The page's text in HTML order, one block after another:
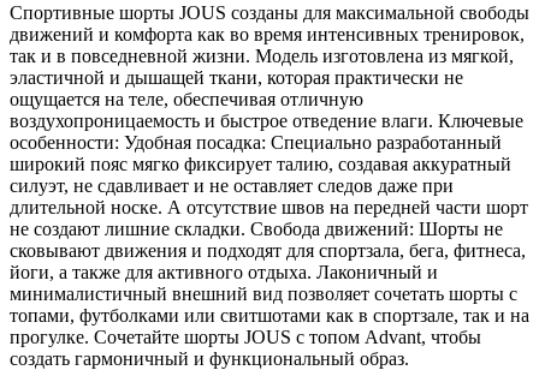
Спортивные шорты JOUS созданы для максимальной свободы
движений и комфорта как во время интенсивных тренировок,
так и в повседневной жизни. Модель изготовлена из мягкой,
эластичной и дышащей ткани, которая практически не
ощущается на теле, обеспечивая отличную
воздухопроницаемость и быстрое отведение влаги. Ключевые
особенности: Удобная посадка: Специально разработанный
широкий пояс мягко фиксирует талию, создавая аккуратный
силуэт, не сдавливает и не оставляет следов даже при
длительной носке. А отсутствие швов на передней части шорт
не создают лишние складки. Свобода движений: Шорты не
сковывают движения и подходят для спортзала, бега, фитнеса,
йоги, а также для активного отдыха. Лаконичный и
минималистичный внешний вид позволяет сочетать шорты с
топами, футболками или свитшотами как в спортзале, так и на
прогулке. Сочетайте шорты JOUS с топом Advant, чтобы
создать гармоничный и функциональный образ.